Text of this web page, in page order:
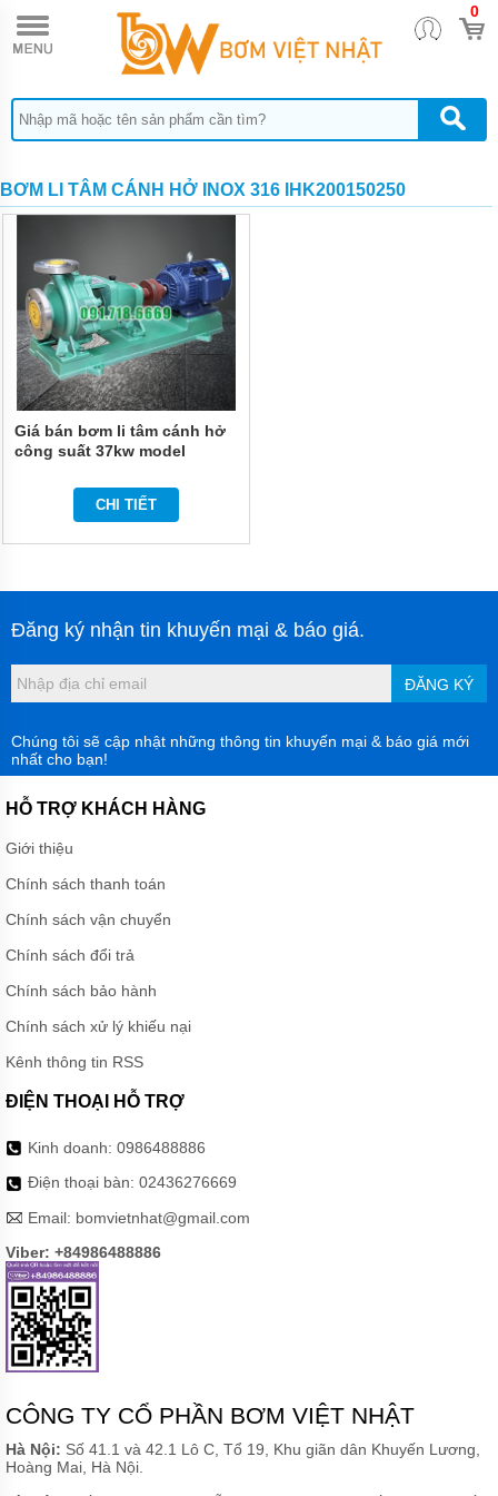
0
TRANG
CHỦ
BƠM
HÓA
CHẤT
ĐỊNH
LƯỢNG
BƠM
HÓA
CHẤT
THÙNG
PHUY
QUẠT
THỔI
KHÍ
CHẤT
BƠM
RĂNG
THỦY
BƠM
TRUYỀN
NHIỆT
BƠM
CHÌM
THẢI
MÁY
HÓA
MÁY
BƠM
NƯỚC
MÁY
KHÍ
PHỤ
KIỆN
BƠM
MÁY
CÔNG
NGHIỆP
GIỚI
THIỆU
SẢN
PHẨM
LIÊN
HỆ
BƠM LI TÂM CÁNH HỞ INOX 316 IHK200150250
Giá bán bơm li tâm cánh hở
công suất 37kw model
CHI TIẾT
Đăng ký nhận tin khuyến mại & báo giá.
ĐĂNG KÝ
Chúng tôi sẽ cập nhật những thông tin khuyến mại & báo giá mới
nhất cho bạn!
HỖ TRỢ KHÁCH HÀNG
Giới thiệu
Chính sách thanh toán
Chính sách vận chuyển
Chính sách đổi trả
Chính sách bảo hành
Chính sách xử lý khiếu nại
Kênh thông tin RSS
ĐIỆN THOẠI HỖ TRỢ
Kinh doanh: 0986488886
Điện thoại bàn: 02436276669
Email: bomvietnhat@gmail.com
Viber: +84986488886
CÔNG TY CỔ PHẦN BƠM VIỆT NHẬT
Hà Nội: Số 41.1 và 42.1 Lô C, Tổ 19, Khu giãn dân Khuyến Lương,
Hoàng Mai, Hà Nội.